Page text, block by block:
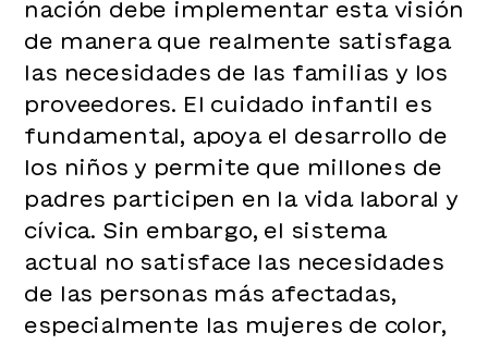
nación debe implementar esta visión
de manera que realmente satisfaga
las necesidades de las familias y los
proveedores. El cuidado infantil es
fundamental, apoya el desarrollo de
los niños y permite que millones de
padres participen en la vida laboral y
cívica. Sin embargo, el sistema
actual no satisface las necesidades
de las personas más afectadas,
especialmente las mujeres de color,